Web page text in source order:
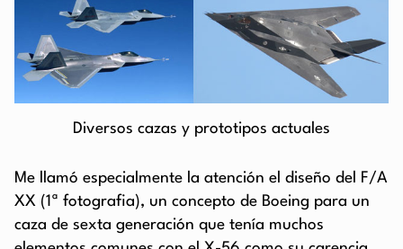
Diversos cazas y prototipos actuales
Me llamó especialmente la atención el diseño del F/A
XX (1ª fotografia), un concepto de Boeing para un
caza de sexta generación que tenía muchos